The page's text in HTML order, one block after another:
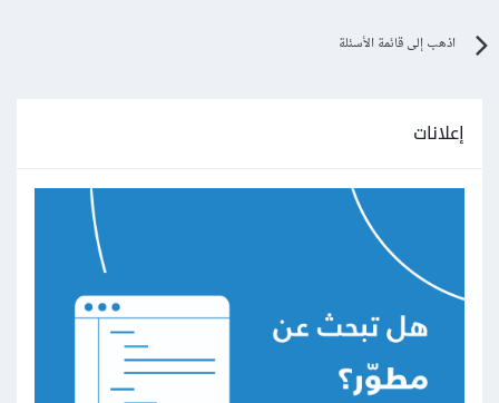
اذهب إلى قائمة الأسئلة
إعلانات